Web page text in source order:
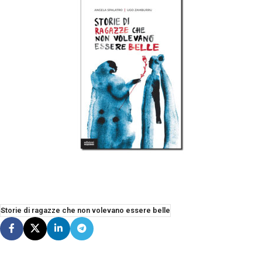
Storie di ragazze che non volevano essere belle